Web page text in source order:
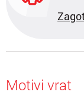
Motivi vrat